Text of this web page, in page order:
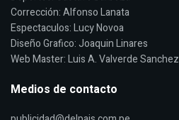
Corrección: Alfonso Lanata
Espectaculos: Lucy Novoa
Diseño Grafico: Joaquin Linares
Web Master: Luis A. Valverde Sanchez
Medios de contacto